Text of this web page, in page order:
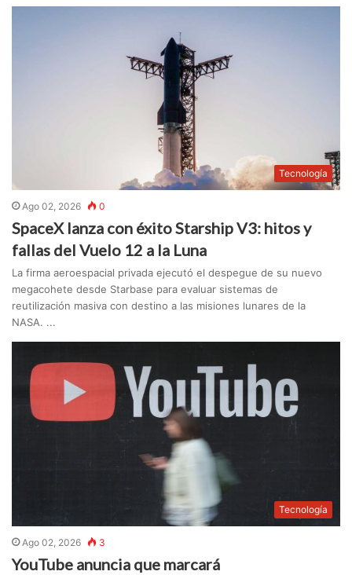
Tecnología
Ago 02, 2026 0
SpaceX lanza con éxito Starship V3: hitos y
fallas del Vuelo 12 a la Luna
La firma aeroespacial privada ejecutó el despegue de su nuevo
megacohete desde Starbase para evaluar sistemas de
reutilización masiva con destino a las misiones lunares de la
NASA. ...
Tecnología
Ago 02, 2026 3
YouTube anuncia que marcará